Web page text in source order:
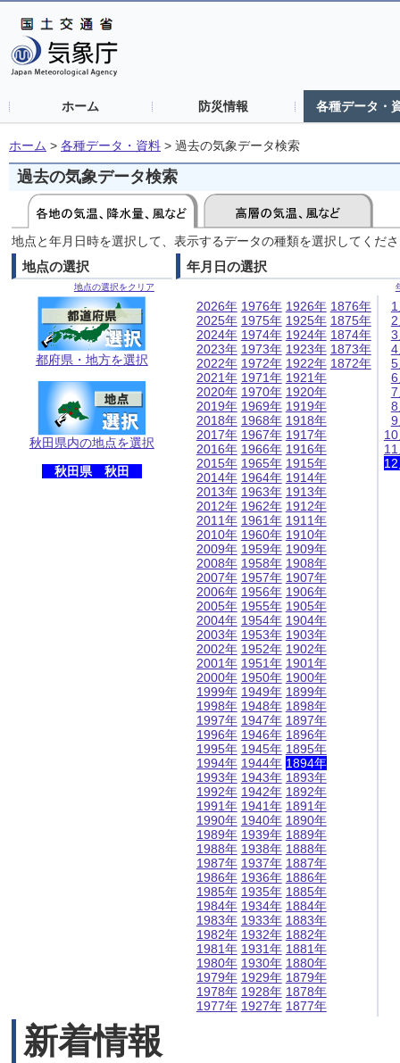
ホーム 防災情報 各種データ・
ホーム > 各種データ・資料 > 過去の気象データ検索
過去の気象データ検索
地点と年月日時を選択して、表示するデータの種類を選択してくだ
地点の選択
地点の選択をクリア
都府県・地方を選択
秋田県内の地点を選択
秋田県 秋田
年月日の選択
2026年
2025年
2024年
2023年
2022年
2021年
2020年
2019年
2018年
2017年
2016年
2015年
2014年
2013年
2012年
2011年
2010年
2009年
2008年
2007年
2006年
2005年
2004年
2003年
2002年
2001年
2000年
1999年
1998年
1997年
1996年
1995年
1994年
1993年
1992年
1991年
1990年
1989年
1988年
1987年
1986年
1985年
1984年
1983年
1982年
1981年
1980年
1979年
1978年
1977年
1976年
1975年
1974年
1973年
1972年
1971年
1970年
1969年
1968年
1967年
1966年
1965年
1964年
1963年
1962年
1961年
1960年
1959年
1958年
1957年
1956年
1955年
1954年
1953年
1952年
1951年
1950年
1949年
1948年
1947年
1946年
1945年
1944年
1943年
1942年
1941年
1940年
1939年
1938年
1937年
1936年
1935年
1934年
1933年
1932年
1931年
1930年
1929年
1928年
1927年
1926年
1925年
1924年
1923年
1922年
1921年
1920年
1919年
1918年
1917年
1916年
1915年
1914年
1913年
1912年
1911年
1910年
1909年
1908年
1907年
1906年
1905年
1904年
1903年
1902年
1901年
1900年
1899年
1898年
1897年
1896年
1895年
1894年
1893年
1892年
1891年
1890年
1889年
1888年
1887年
1886年
1885年
1884年
1883年
1882年
1881年
1880年
1879年
1878年
1877年
1876年
1875年
1874年
1873年
1872年
新着情報